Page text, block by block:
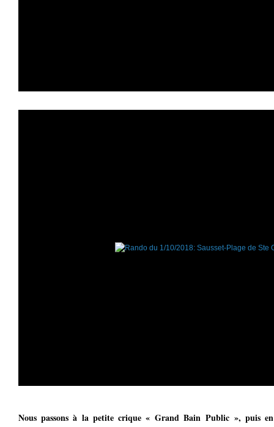
Nous passons à la petite crique « Grand Bain Public », puis